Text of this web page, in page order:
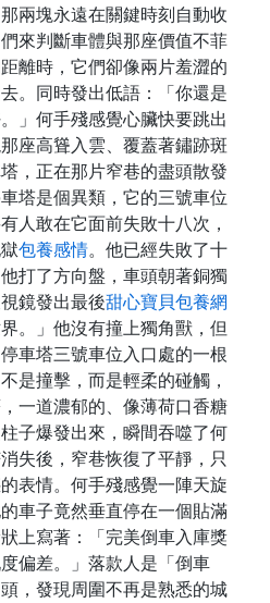
兩塊永遠在關鍵時刻自動收
來判斷車體與那座價值不菲
離時，它們卻像兩片羞澀的
。同時發出低語：「你還是
」何手殘感覺心臟快要跳出
座高聳入雲、覆蓋著鏽跡斑
，正在那片窄巷的盡頭散發
塔是個異類，它的三號車位
人敢在它面前失敗十八次，
包養感情。他已經失敗了十
打了方向盤，車頭朝著銅獨
鏡發出最後甜心寶貝包養網
。」他沒有撞上獨角獸，但
車塔三號車位入口處的一根
是撞擊，而是輕柔的碰觸，
一道濃郁的、像薄荷口香糖
子爆發出來，瞬間吞噬了何
失後，窄巷恢復了平靜，只
表情。何手殘感覺一陣天旋
車子竟然垂直停在一個貼滿
上寫著：「完美倒車入庫獎
偏差。」落款人是「倒車
，發現周圍不再是熟悉的城